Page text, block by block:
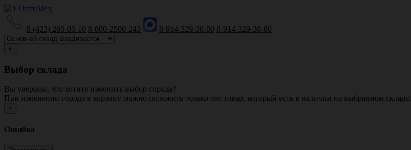
8 (423) 260-05-10 8-800-2500-243 8-914-329-38-80 8-914-329-38-80
×
Выбор склада
Вы уверены, что хотите изменить выбор города?
При изменении города в корзину можно положить только тот товар, который есть в наличии на выбранном складе.
×
Ошибка